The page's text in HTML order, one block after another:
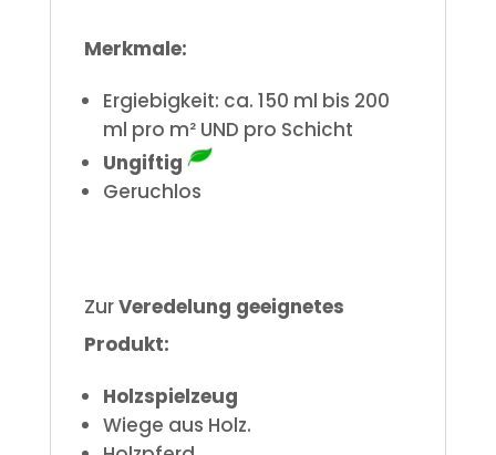
Merkmale:
Ergiebigkeit: ca. 150 ml bis 200
ml pro m² UND pro Schicht
Ungiftig
Geruchlos
ZurVeredelung geeignetes
Produkt:
Holzspielzeug
Wiege aus Holz.